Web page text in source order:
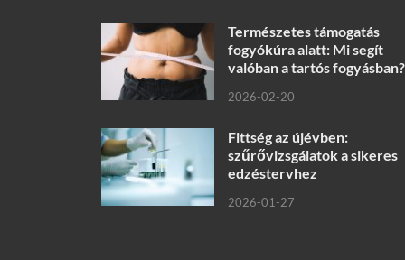
Természetes támogatás
fogyókúra alatt: Mi segít
valóban a tartós fogyásban?
2026-02-20
Fittség az újévben:
szűrővizsgálatok a sikeres
edzéstervhez
2026-01-27